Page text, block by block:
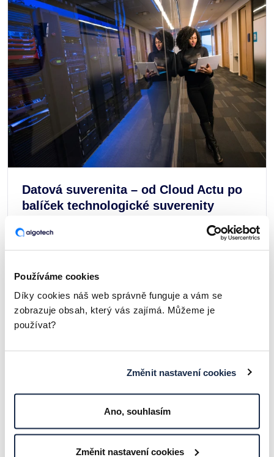
Používáme cookies
Díky cookies náš web správně funguje a vám se
zobrazuje obsah, který vás zajímá. Můžeme je
používat?
Změnit nastavení cookies
Ano, souhlasím
Změnit nastavení cookies
Datová suverenita – od Cloud Actu po
balíček technologické suverenity
ČLÁNKY A ZAJÍMAVOSTI